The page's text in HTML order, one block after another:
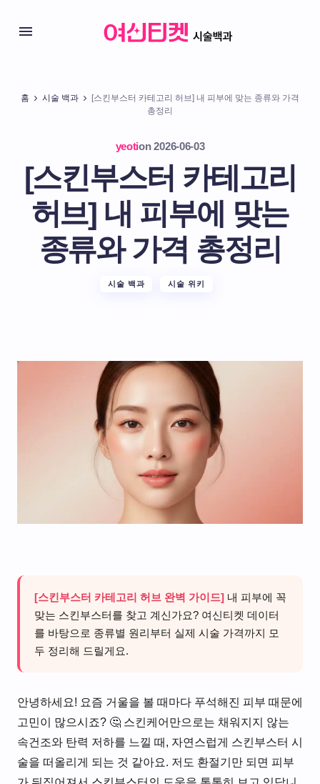
홈 시술 백과
[스킨부스터 카테고리 허브] 내 피부에 맞는 종류와 가격
총정리
yeotion 2026-06-03
[스킨부스터 카테고리
허브] 내 피부에 맞는
종류와 가격 총정리
시술 백과 시술 위키
[스킨부스터 카테고리 허브 완벽 가이드] 내 피부에 꼭
맞는 스킨부스터를 찾고 계신가요? 여신티켓 데이터
를 바탕으로 종류별 원리부터 실제 시술 가격까지 모
두 정리해 드릴게요.
안녕하세요! 요즘 거울을 볼 때마다 푸석해진 피부 때문에
고민이 많으시죠? 🤔 스킨케어만으로는 채워지지 않는
속건조와 탄력 저하를 느낄 때, 자연스럽게 스킨부스터 시
술을 떠올리게 되는 것 같아요. 저도 환절기만 되면 피부